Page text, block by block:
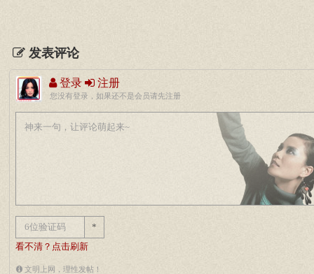
发表评论
登录 注册
您没有登录，如果还不是会员请先注册
*
看不清？点击刷新
文明上网，理性发帖！